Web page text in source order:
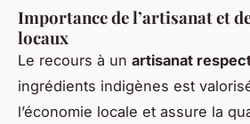
Importance de l’artisanat et
locaux
Le recours à un artisanat
ingrédients indigènes est
l’économie locale et assure la